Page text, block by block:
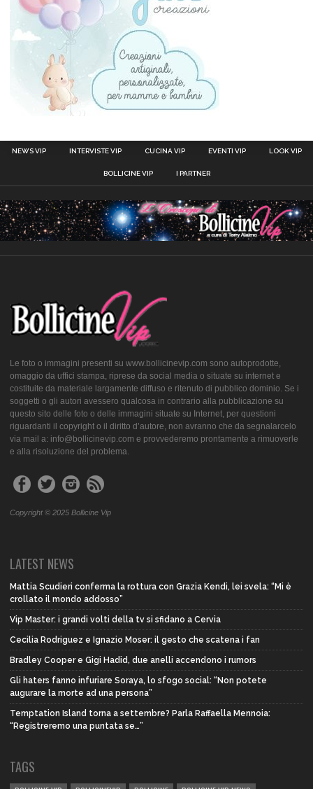
NEWS VIP INTERVISTE VIP CUCINA VIP EVENTI VIP LOOK VIP
BOLLICINE VIP I PARTNER
Le foto o immagini presenti su www.bollicinevip.com sono autoprodotte,
omaggio da uffici stampa, riprese da social media o situate su internet e
costituite da materiale largamente diffuso e ritenuto di pubblico dominio. Se i
soggetti o gli autori avessero qualcosa in contrario alla pubblicazione su
questo sito delle foto o delle immagini situate su Internet, per questioni
riguardanti il copyright o il diritto d’autore, non avranno che da segnalarcelo
via mail a: info@bollicinevip.com e provvederemo prontamente a rimuoverle
e alla risoluzione del problema.
Copyright © 2025 Bollicine Vip
LATEST NEWS
Mattia Scudieri conferma la rottura con Grazia Kendi, lei svela: “Mi è
crollato il mondo addosso”
Vip Master: i grandi volti della tv si sfidano a Cervia
Cecilia Rodriguez e Ignazio Moser: il gesto che scatena i fan
Bradley Cooper e Gigi Hadid, due anelli accendono i rumors
Gli haters fanno infuriare Soraya, lo sfogo social: “Non potete
augurare la morte ad una persona”
Temptation Island torna a settembre? Parla Raffaella Mennoia:
“Registreremo una puntata se…”
TAGS